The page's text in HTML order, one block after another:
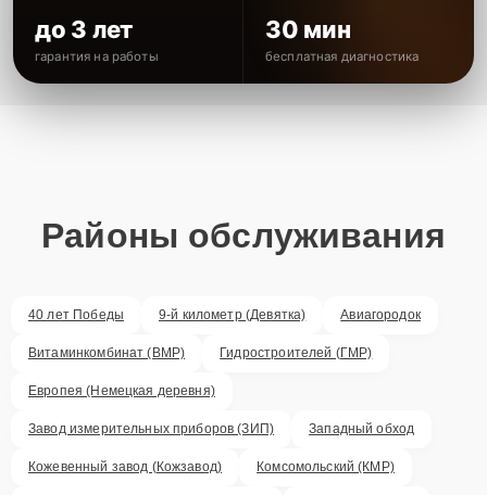
до 3 лет
гарантия на работы
30 мин
бесплатная диагностика
Районы обслуживания
40 лет Победы 9-й километр (Девятка) Авиагородок
Витаминкомбинат (ВМР) Гидростроителей (ГМР)
Европея (Немецкая деревня)
Завод измерительных приборов (ЗИП) Западный обход
Кожевенный завод (Кожзавод) Комсомольский (КМР)